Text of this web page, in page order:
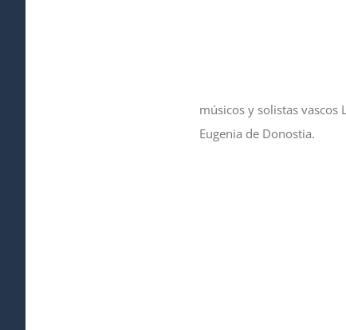
músicos y solistas vascos
Eugenia de Donostia.